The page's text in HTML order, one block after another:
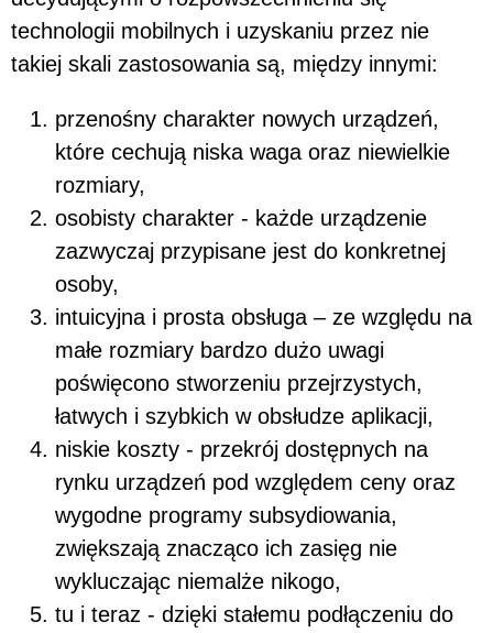
technologii mobilnych i uzyskaniu przez nie
takiej skali zastosowania są, między innymi:
przenośny charakter nowych urządzeń,
które cechują niska waga oraz niewielkie
rozmiary,
osobisty charakter - każde urządzenie
zazwyczaj przypisane jest do konkretnej
osoby,
intuicyjna i prosta obsługa – ze względu na
małe rozmiary bardzo dużo uwagi
poświęcono stworzeniu przejrzystych,
łatwych i szybkich w obsłudze aplikacji,
niskie koszty - przekrój dostępnych na
rynku urządzeń pod względem ceny oraz
wygodne programy subsydiowania,
zwiększają znacząco ich zasięg nie
wykluczając niemalże nikogo,
tu i teraz - dzięki stałemu podłączeniu do